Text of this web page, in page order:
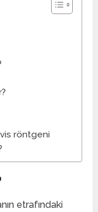
röntgeni
etrafındaki